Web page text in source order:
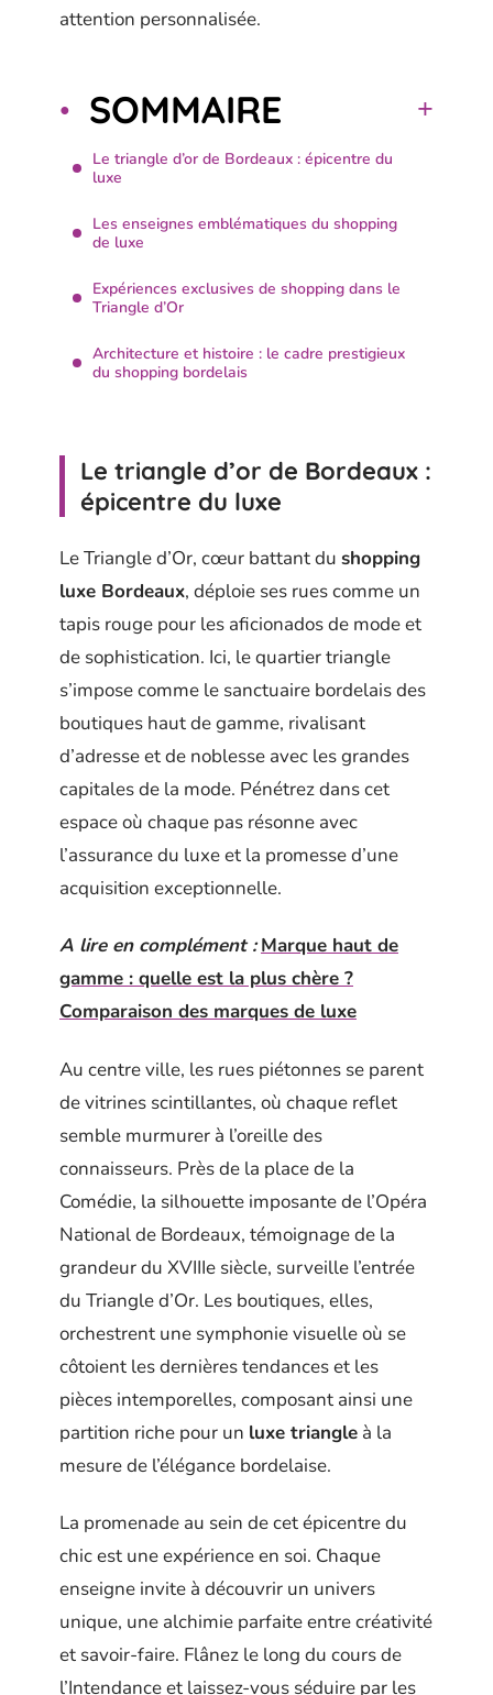
attention personnalisée.
SOMMAIRE
Le triangle d’or de Bordeaux : épicentre du
luxe
Les enseignes emblématiques du shopping
de luxe
Expériences exclusives de shopping dans le
Triangle d’Or
Architecture et histoire : le cadre prestigieux
du shopping bordelais
Le triangle d’or de Bordeaux :
épicentre du luxe
Le Triangle d’Or, cœur battant du shopping
luxe Bordeaux, déploie ses rues comme un
tapis rouge pour les aficionados de mode et
de sophistication. Ici, le quartier triangle
s’impose comme le sanctuaire bordelais des
boutiques haut de gamme, rivalisant
d’adresse et de noblesse avec les grandes
capitales de la mode. Pénétrez dans cet
espace où chaque pas résonne avec
l’assurance du luxe et la promesse d’une
acquisition exceptionnelle.
A lire en complément : Marque haut de
gamme : quelle est la plus chère ?
Comparaison des marques de luxe
Au centre ville, les rues piétonnes se parent
de vitrines scintillantes, où chaque reflet
semble murmurer à l’oreille des
connaisseurs. Près de la place de la
Comédie, la silhouette imposante de l’Opéra
National de Bordeaux, témoignage de la
grandeur du XVIIIe siècle, surveille l’entrée
du Triangle d’Or. Les boutiques, elles,
orchestrent une symphonie visuelle où se
côtoient les dernières tendances et les
pièces intemporelles, composant ainsi une
partition riche pour un luxe triangle à la
mesure de l’élégance bordelaise.
La promenade au sein de cet épicentre du
chic est une expérience en soi. Chaque
enseigne invite à découvrir un univers
unique, une alchimie parfaite entre créativité
et savoir-faire. Flânez le long du cours de
l’Intendance et laissez-vous séduire par les